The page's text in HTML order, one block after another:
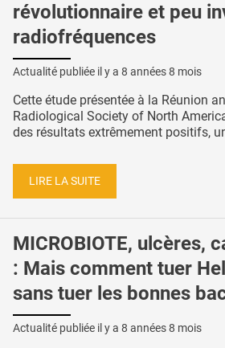
révolutionnaire et peu
radiofréquences
Actualité publiée il y a 8 années 8 mois
Cette étude présentée à la Réunion
Radiological Society of North
des résultats extrêmement positifs,
LIRE LA SUITE
MICROBIOTE, ulcères,
: Mais comment tuer
sans tuer les bonnes
Actualité publiée il y a 8 années 8 mois